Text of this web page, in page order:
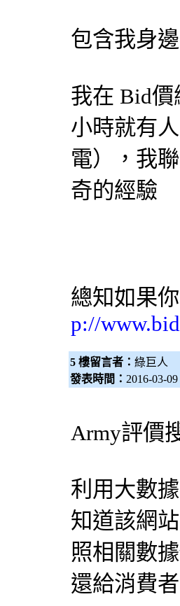
包含我身
我在 Bid價
小時就有
電），我
奇的經驗
總知如果
p://
5 樓留言者： 綠巨人
發表時間： 2016-03-09
Army評價
利用大數
知道該網
照相關數
還給消費